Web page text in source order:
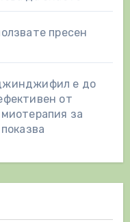
пресен
е до
от
за